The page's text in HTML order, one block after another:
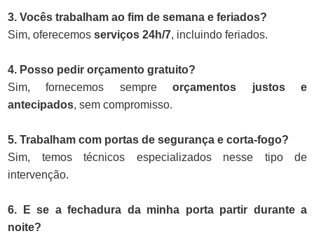
3. Vocês trabalham ao fim de semana e feriados?
Sim, oferecemos serviços 24h/7, incluindo feriados.
4. Posso pedir orçamento gratuito?
Sim, fornecemos sempreorçamentos justos e
antecipados, sem compromisso.
5. Trabalham com portas de segurança e corta-fogo?
Sim, temos técnicos especializados nesse tipo de
intervenção.
6. E se a fechadura da minha porta partir durante a
noite?